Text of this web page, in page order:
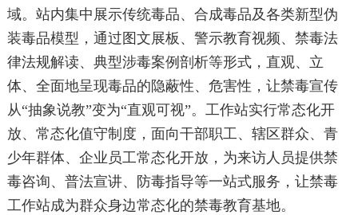
域。站内集中展示传统毒品、合成毒品及各类新型伪
装毒品模型，通过图文展板、警示教育视频、禁毒法
律法规解读、典型涉毒案例剖析等形式，直观、立
体、全面地呈现毒品的隐蔽性、危害性，让禁毒宣传
从“抽象说教”变为“直观可视”。工作站实行常态化开
放、常态化值守制度，面向干部职工、辖区群众、青
少年群体、企业员工常态化开放，为来访人员提供禁
毒咨询、普法宣讲、防毒指导等一站式服务，让禁毒
工作站成为群众身边常态化的禁毒教育基地。